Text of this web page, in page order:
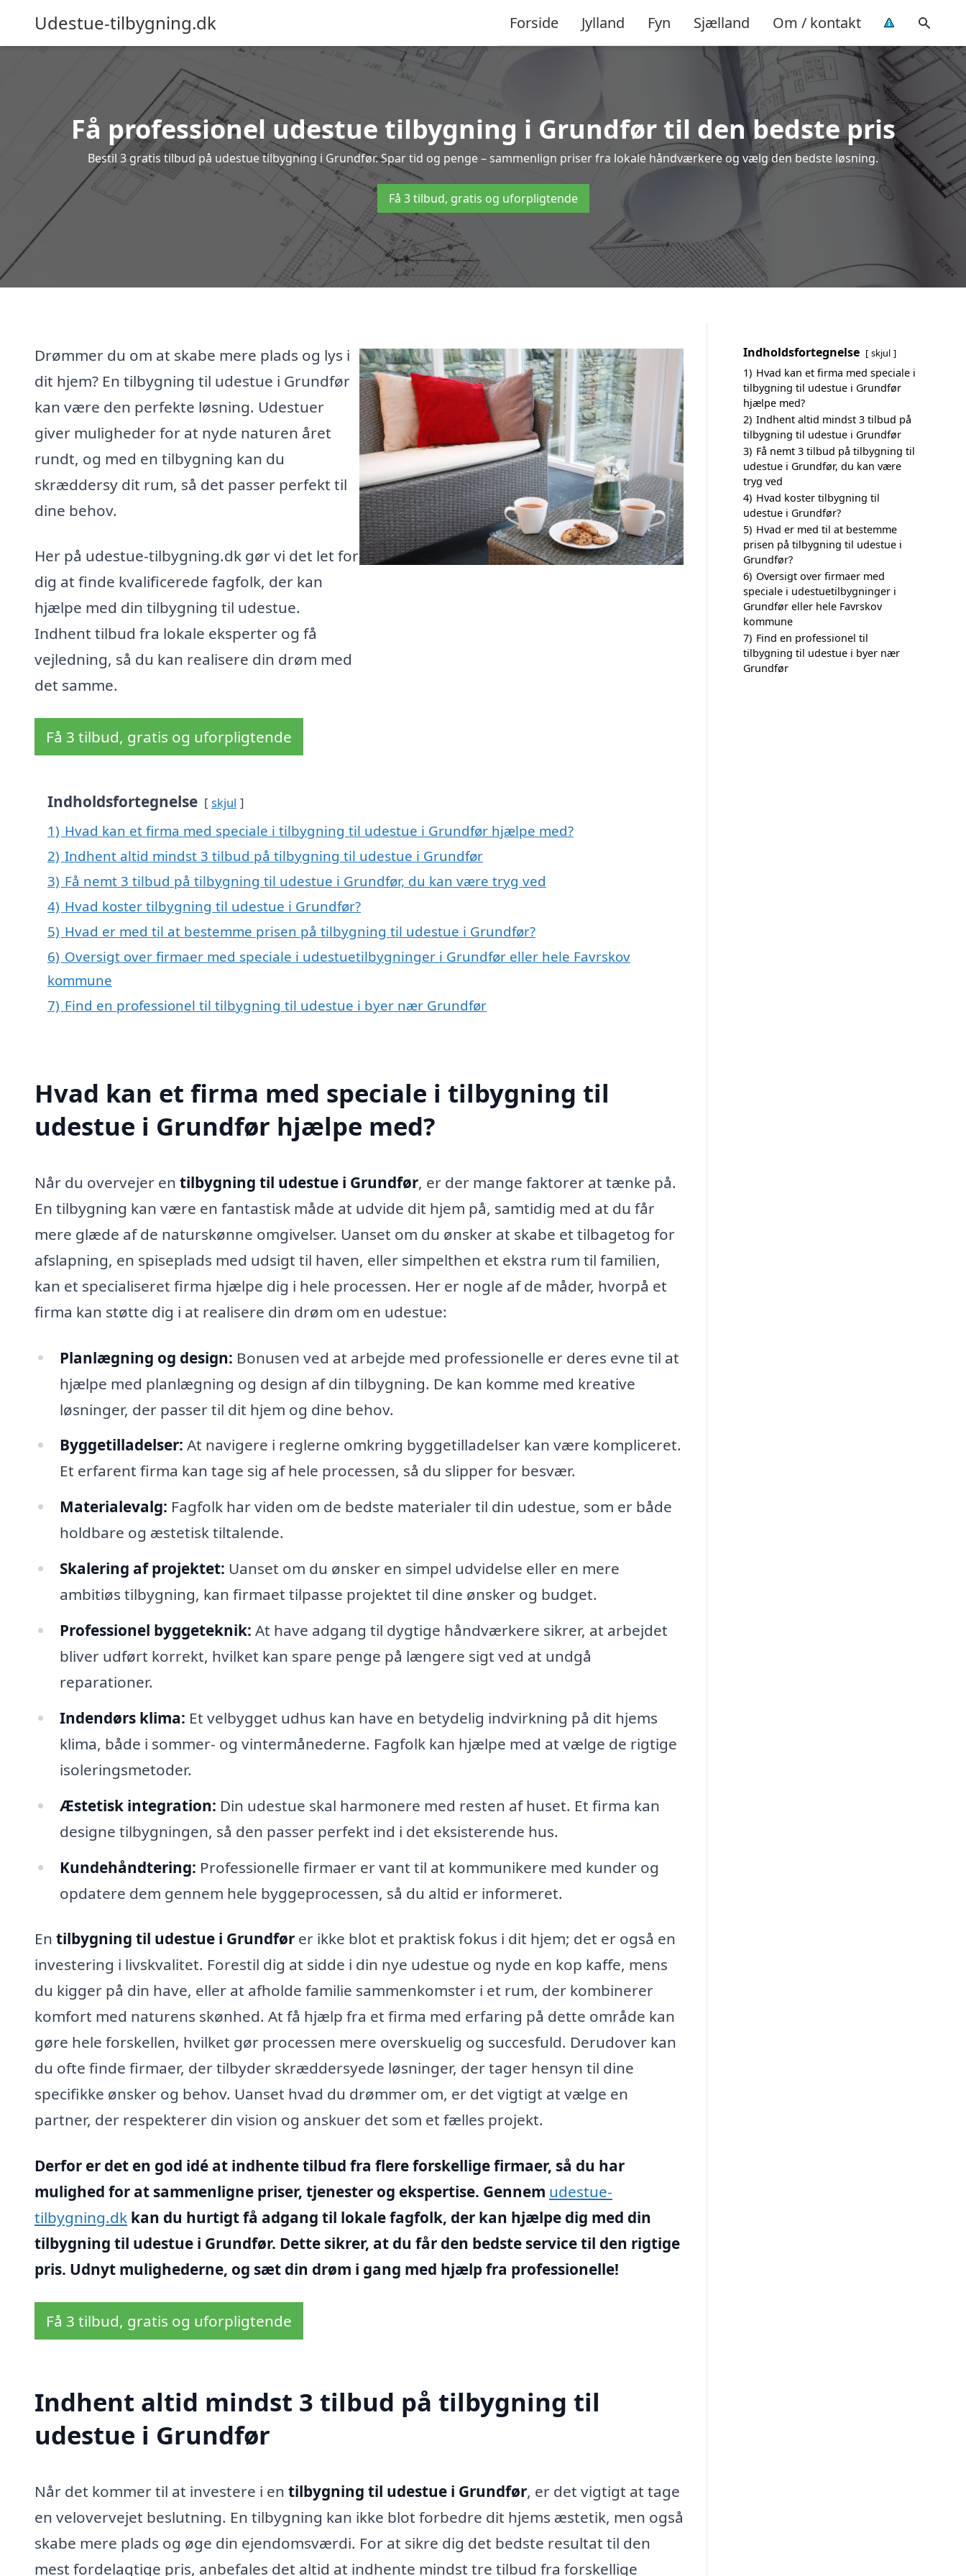
Udestue-tilbygning.dk Forside Jylland Fyn Sjælland Om / kontakt
Få professionel udestue tilbygning i Grundfør til den bedste pris
Bestil 3 gratis tilbud på udestue tilbygning i Grundfør. Spar tid og penge – sammenlign priser fra lokale håndværkere og vælg den bedste løsning.
Få 3 tilbud, gratis og uforpligtende
Drømmer du om at skabe mere plads og lys i
dit hjem? En tilbygning til udestue i Grundfør
kan være den perfekte løsning. Udestuer
giver muligheder for at nyde naturen året
rundt, og med en tilbygning kan du
skræddersy dit rum, så det passer perfekt til
dine behov.
Her på udestue-tilbygning.dk gør vi det let for
dig at finde kvalificerede fagfolk, der kan
hjælpe med din tilbygning til udestue.
Indhent tilbud fra lokale eksperter og få
vejledning, så du kan realisere din drøm med
det samme.
Få 3 tilbud, gratis og uforpligtende
Indholdsfortegnelse skjul
1) Hvad kan et firma med speciale i tilbygning til udestue i Grundfør hjælpe med?
2) Indhent altid mindst 3 tilbud på tilbygning til udestue i Grundfør
3) Få nemt 3 tilbud på tilbygning til udestue i Grundfør, du kan være tryg ved
4) Hvad koster tilbygning til udestue i Grundfør?
5) Hvad er med til at bestemme prisen på tilbygning til udestue i Grundfør?
6) Oversigt over firmaer med speciale i udestuetilbygninger i Grundfør eller hele Favrskov
kommune
7) Find en professionel til tilbygning til udestue i byer nær Grundfør
Hvad kan et firma med speciale i tilbygning til
udestue i Grundfør hjælpe med?
Når du overvejer en tilbygning til udestue i Grundfør, er der mange faktorer at tænke på.
En tilbygning kan være en fantastisk måde at udvide dit hjem på, samtidig med at du får
mere glæde af de naturskønne omgivelser. Uanset om du ønsker at skabe et tilbagetog for
afslapning, en spiseplads med udsigt til haven, eller simpelthen et ekstra rum til familien,
kan et specialiseret firma hjælpe dig i hele processen. Her er nogle af de måder, hvorpå et
firma kan støtte dig i at realisere din drøm om en udestue:
Planlægning og design: Bonusen ved at arbejde med professionelle er deres evne til at
hjælpe med planlægning og design af din tilbygning. De kan komme med kreative
løsninger, der passer til dit hjem og dine behov.
Byggetilladelser: At navigere i reglerne omkring byggetilladelser kan være kompliceret.
Et erfarent firma kan tage sig af hele processen, så du slipper for besvær.
Materialevalg: Fagfolk har viden om de bedste materialer til din udestue, som er både
holdbare og æstetisk tiltalende.
Skalering af projektet: Uanset om du ønsker en simpel udvidelse eller en mere
ambitiøs tilbygning, kan firmaet tilpasse projektet til dine ønsker og budget.
Professionel byggeteknik: At have adgang til dygtige håndværkere sikrer, at arbejdet
bliver udført korrekt, hvilket kan spare penge på længere sigt ved at undgå
reparationer.
Indendørs klima: Et velbygget udhus kan have en betydelig indvirkning på dit hjems
klima, både i sommer- og vintermånederne. Fagfolk kan hjælpe med at vælge de rigtige
isoleringsmetoder.
Æstetisk integration: Din udestue skal harmonere med resten af huset. Et firma kan
designe tilbygningen, så den passer perfekt ind i det eksisterende hus.
Kundehåndtering: Professionelle firmaer er vant til at kommunikere med kunder og
opdatere dem gennem hele byggeprocessen, så du altid er informeret.
En tilbygning til udestue i Grundfør er ikke blot et praktisk fokus i dit hjem; det er også en
investering i livskvalitet. Forestil dig at sidde i din nye udestue og nyde en kop kaffe, mens
du kigger på din have, eller at afholde familie sammenkomster i et rum, der kombinerer
komfort med naturens skønhed. At få hjælp fra et firma med erfaring på dette område kan
gøre hele forskellen, hvilket gør processen mere overskuelig og succesfuld. Derudover kan
du ofte finde firmaer, der tilbyder skræddersyede løsninger, der tager hensyn til dine
specifikke ønsker og behov. Uanset hvad du drømmer om, er det vigtigt at vælge en
partner, der respekterer din vision og anskuer det som et fælles projekt.
Derfor er det en god idé at indhente tilbud fra flere forskellige firmaer, så du har
mulighed for at sammenligne priser, tjenester og ekspertise. Gennem udestue-
tilbygning.dk kan du hurtigt få adgang til lokale fagfolk, der kan hjælpe dig med din
tilbygning til udestue i Grundfør. Dette sikrer, at du får den bedste service til den rigtige
pris. Udnyt mulighederne, og sæt din drøm i gang med hjælp fra professionelle!
Få 3 tilbud, gratis og uforpligtende
Indhent altid mindst 3 tilbud på tilbygning til
udestue i Grundfør
Når det kommer til at investere i en tilbygning til udestue i Grundfør, er det vigtigt at tage
en velovervejet beslutning. En tilbygning kan ikke blot forbedre dit hjems æstetik, men også
skabe mere plads og øge din ejendomsværdi. For at sikre dig det bedste resultat til den
mest fordelagtige pris, anbefales det altid at indhente mindst tre tilbud fra forskellige
Indholdsfortegnelse skjul
1) Hvad kan et firma med speciale i
tilbygning til udestue i Grundfør
hjælpe med?
2) Indhent altid mindst 3 tilbud på
tilbygning til udestue i Grundfør
3) Få nemt 3 tilbud på tilbygning til
udestue i Grundfør, du kan være
tryg ved
4) Hvad koster tilbygning til
udestue i Grundfør?
5) Hvad er med til at bestemme
prisen på tilbygning til udestue i
Grundfør?
6) Oversigt over firmaer med
speciale i udestuetilbygninger i
Grundfør eller hele Favrskov
kommune
7) Find en professionel til
tilbygning til udestue i byer nær
Grundfør